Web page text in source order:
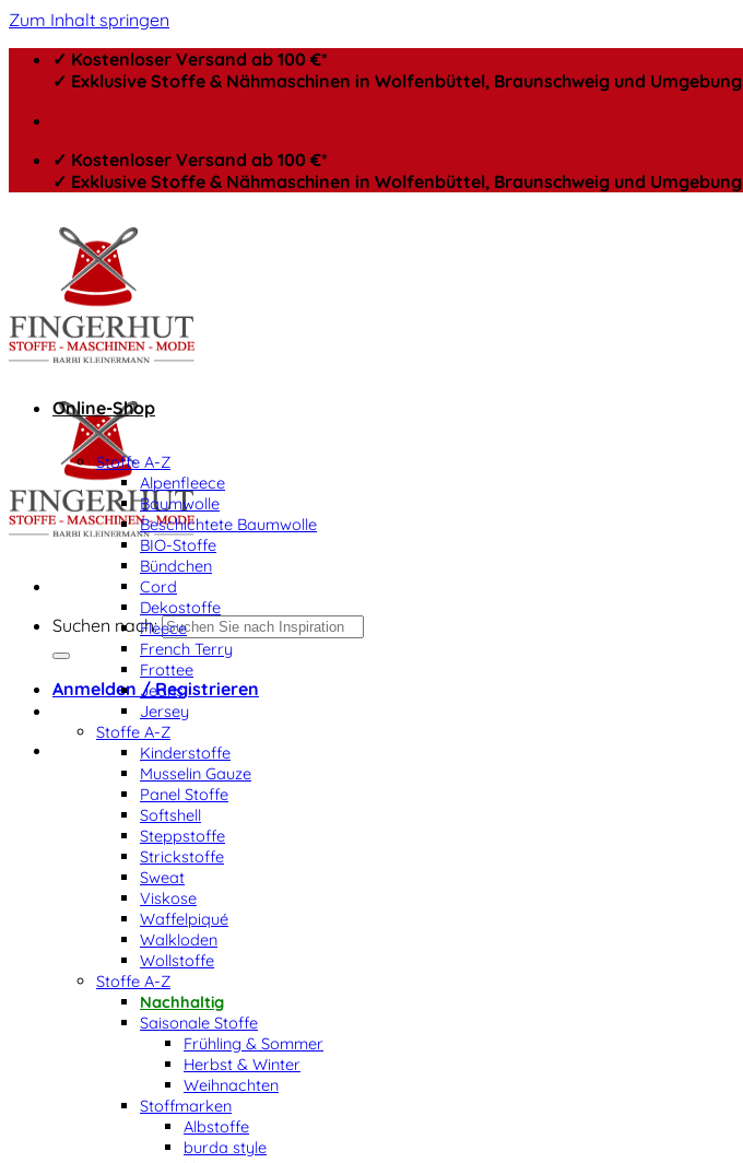
Zum Inhalt springen
✓ Kostenloser Versand ab 100 €*
✓ Exklusive Stoffe & Nähmaschinen in Wolfenbüttel, Braunschweig und Umgebung
✓ Kostenloser Versand ab 100 €*
✓ Exklusive Stoffe & Nähmaschinen in Wolfenbüttel, Braunschweig und Umgebung
Suchen nach:
Anmelden / Registrieren
Online-Shop
Stoffe A-Z
Alpenfleece
Baumwolle
Beschichtete Baumwolle
BIO-Stoffe
Bündchen
Cord
Dekostoffe
Fleece
French Terry
Frottee
Jeans
Jersey
Stoffe A-Z
Kinderstoffe
Musselin Gauze
Panel Stoffe
Softshell
Steppstoffe
Strickstoffe
Sweat
Viskose
Waffelpiqué
Walkloden
Wollstoffe
Stoffe A-Z
Nachhaltig
Saisonale Stoffe
Frühling & Sommer
Herbst & Winter
Weihnachten
Stoffmarken
Albstoffe
burda style